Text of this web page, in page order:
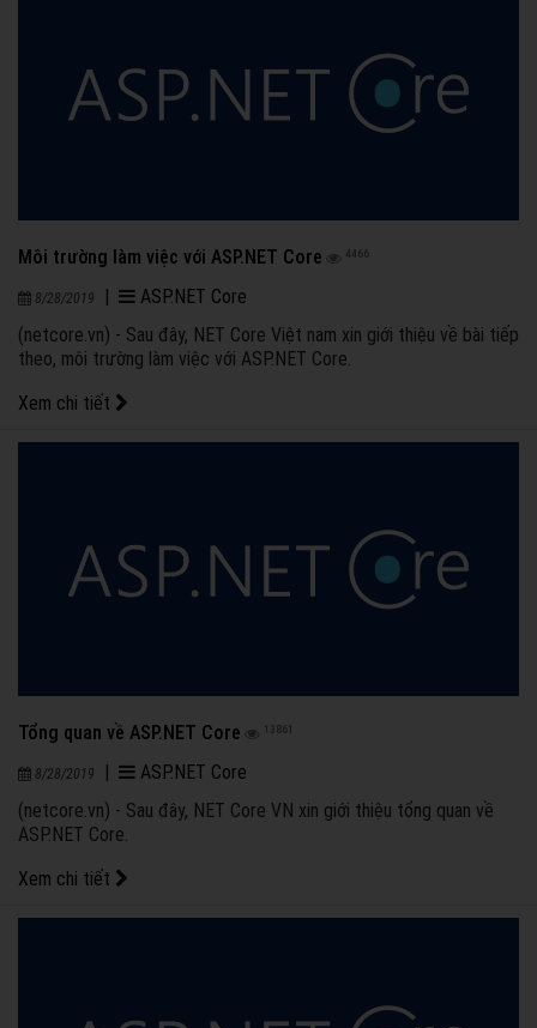
Môi trường làm việc với ASP.NET Core 4466
8/28/2019 |
ASP.NET Core
(netcore.vn) - Sau đây, NET Core Việt nam xin giới thiệu về bài tiếp
theo, môi trường làm việc với ASP.NET Core.
Xem chi tiết
Tổng quan về ASP.NET Core 13861
8/28/2019 |
ASP.NET Core
(netcore.vn) - Sau đây, NET Core VN xin giới thiệu tổng quan về
ASP.NET Core.
Xem chi tiết